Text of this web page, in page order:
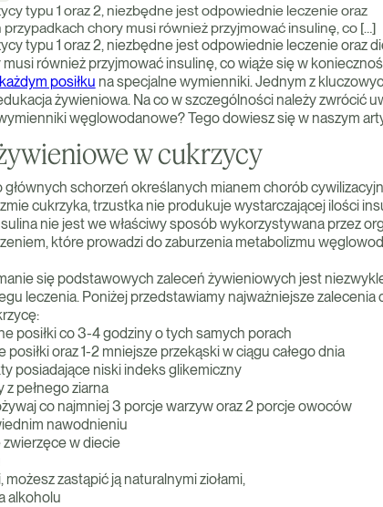
typu 1 oraz 2, niezbędne jest odpowiednie leczenie oraz
chory musi również przyjmować insulinę, co […]
typu 1 oraz 2, niezbędne jest odpowiednie leczenie oraz
również przyjmować insulinę, co wiąże się w
posiłku na specjalne wymienniki. Jednym z
żywieniowa. Na co w szczególności należy zwrócić
węglowodanowe? Tego dowiesz się w naszym
w cukrzycy
głównych schorzeń określanych mianem chorób
cukrzyka, trzustka nie produkuje wystarczającej ilości
nie jest we właściwy sposób wykorzystywana przez
które prowadzi do zaburzenia metabolizmu
się podstawowych zaleceń żywieniowych jest
leczenia. Poniżej przedstawiamy najważniejsze zalecenia
posiłki co 3-4 godziny o tych samych porach
posiłki oraz 1-2 mniejsze przekąski w ciągu całego dnia
posiadające niski indeks glikemiczny
z pełnego ziarna
co najmniej 3 porcje warzyw oraz 2 porcje owoców
nawodnieniu
zwierzęce w diecie
możesz zastąpić ją naturalnymi ziołami,
alkoholu